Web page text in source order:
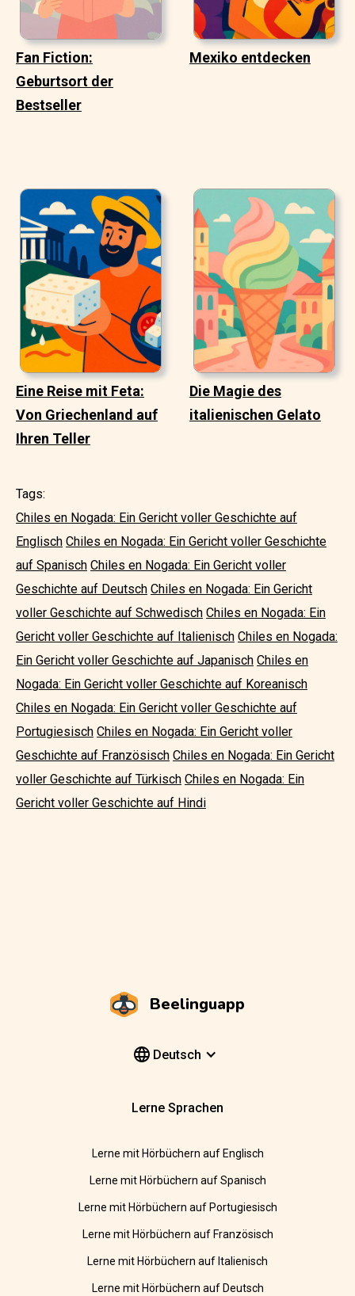
Fan Fiction:
Geburtsort der
Bestseller
Mexiko entdecken
Eine Reise mit Feta:
Von Griechenland auf
Ihren Teller
Die Magie des
italienischen Gelato
Tags:
Chiles en Nogada: Ein Gericht voller Geschichte auf
Englisch Chiles en Nogada: Ein Gericht voller Geschichte
auf Spanisch Chiles en Nogada: Ein Gericht voller
Geschichte auf Deutsch Chiles en Nogada: Ein Gericht
voller Geschichte auf Schwedisch Chiles en Nogada: Ein
Gericht voller Geschichte auf Italienisch Chiles en Nogada:
Ein Gericht voller Geschichte auf Japanisch Chiles en
Nogada: Ein Gericht voller Geschichte auf Koreanisch
Chiles en Nogada: Ein Gericht voller Geschichte auf
Portugiesisch Chiles en Nogada: Ein Gericht voller
Geschichte auf Französisch Chiles en Nogada: Ein Gericht
voller Geschichte auf Türkisch Chiles en Nogada: Ein
Gericht voller Geschichte auf Hindi
Beelinguapp
Deutsch
Lerne Sprachen
Lerne mit Hörbüchern auf Englisch
Lerne mit Hörbüchern auf Spanisch
Lerne mit Hörbüchern auf Portugiesisch
Lerne mit Hörbüchern auf Französisch
Lerne mit Hörbüchern auf Italienisch
Lerne mit Hörbüchern auf Deutsch